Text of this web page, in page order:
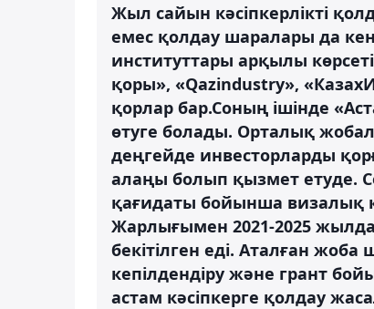
Жыл сайын кәсіпкерлікті
емес қолдау шаралары да
институттары арқылы
қоры», «Qazindustry»,
қорлар бар.Соның ішінде
өтуге болады. Орталық
деңгейде инвесторларды
алаңы болып қызмет етуде.
қағидаты бойынша визалық
Жарлығымен 2021-2025
бекітілген еді. Аталған
кепілдендіру және грант
астам кәсіпкерге қолдау